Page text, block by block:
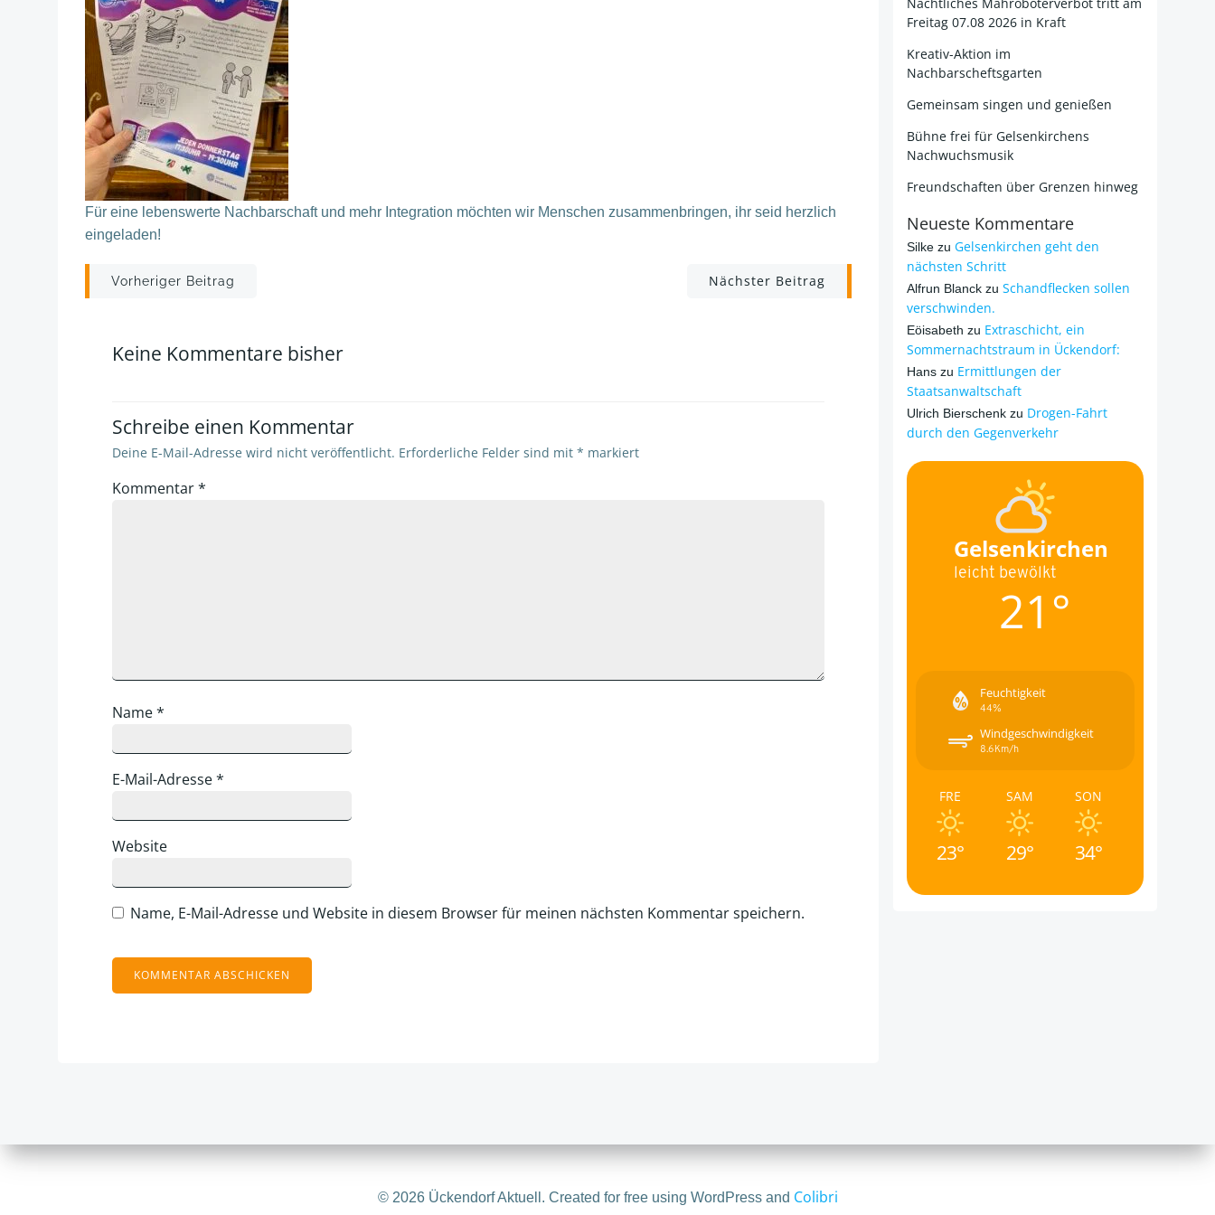
Für eine lebenswerte Nachbarschaft und mehr Integration möchten wir Menschen zusammenbringen, ihr seid herzlich
eingeladen!
Post
Vorheriger Beitrag Nächster Beitrag
Keine Kommentare bisher
Schreibe einen Kommentar
Deine E-Mail-Adresse wird nicht veröffentlicht. Erforderliche Felder sind mit * markiert
Kommentar*
Name*
E-Mail-Adresse*
Website
Name, E-Mail-Adresse und Website in diesem Browser für meinen nächsten Kommentar speichern.
Freitag 07.08 2026 in Kraft
Kreativ-Aktion im
Nachbarscheftsgarten
Gemeinsam singen und genießen
Bühne frei für Gelsenkirchens
Nachwuchsmusik
Freundschaften über Grenzen hinweg
Neueste Kommentare
Silke zu Gelsenkirchen geht den
nächsten Schritt
Alfrun Blanck zu Schandflecken sollen
verschwinden.
Eöisabeth zu Extraschicht, ein
Sommernachtstraum in Ückendorf:
Hans zu Ermittlungen der
Staatsanwaltschaft
Ulrich Bierschenk zu Drogen-Fahrt
durch den Gegenverkehr
Gelsenkirchen
leicht bewölkt
21°
Feuchtigkeit
44%
Windgeschwindigkeit
8.6Km/h
FRE
23°
SAM
29°
SON
34°
© 2026 Ückendorf Aktuell. Created for free using WordPress and Colibri